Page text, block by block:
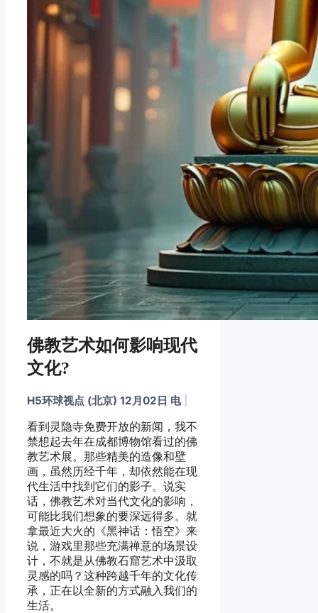
佛教艺术如何影响现代
文化?
H5环球视点 (北京) 12月02日 电
看到灵隐寺免费开放的新闻，我不
禁想起去年在成都博物馆看过的佛
教艺术展。那些精美的造像和壁
画，虽然历经千年，却依然能在现
代生活中找到它们的影子。说实
话，佛教艺术对当代文化的影响，
可能比我们想象的要深远得多。就
拿最近大火的《黑神话：悟空》来
说，游戏里那些充满禅意的场景设
计，不就是从佛教石窟艺术中汲取
灵感的吗？这种跨越千年的文化传
承，正在以全新的方式融入我们的
生活。